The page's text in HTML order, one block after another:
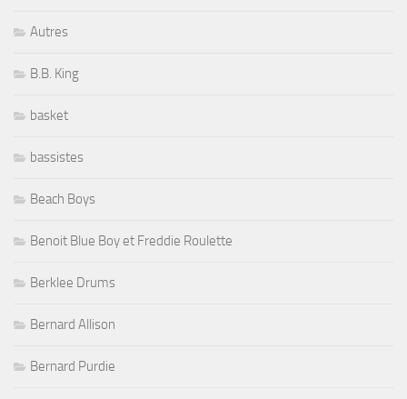
Autres
B.B. King
basket
bassistes
Beach Boys
Benoit Blue Boy et Freddie Roulette
Berklee Drums
Bernard Allison
Bernard Purdie